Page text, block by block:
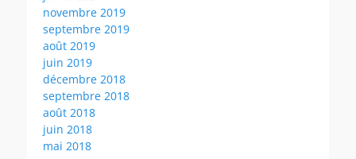
novembre 2019
septembre 2019
août 2019
juin 2019
décembre 2018
septembre 2018
août 2018
juin 2018
mai 2018